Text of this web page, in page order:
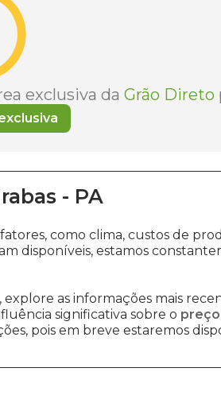
exclusiva da Grão Direto
- PA
como clima, custos de
disponíveis, estamos
as informações mais
significativa sobre o
pois em breve estaremos